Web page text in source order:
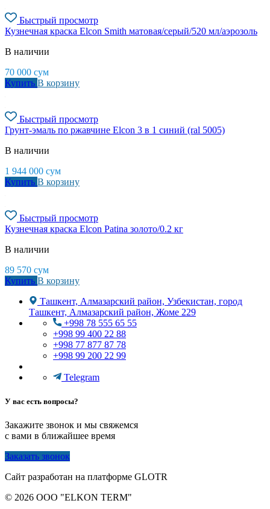
Быстрый просмотр
Кузнечная краска Elcon Smith матовая/серый/520 мл/аэрозоль
В наличии
70 000 сум
Купить В корзину
Быстрый просмотр
Грунт-эмаль по ржавчине Elcon 3 в 1 синий (ral 5005)
В наличии
1 944 000 сум
Купить В корзину
Быстрый просмотр
Кузнечная краска Elcon Patina золото/0.2 кг
В наличии
89 570 сум
Купить В корзину
Ташкент, Алмазарский район, Узбекистан, город
Ташкент, Алмазарский район, Жоме 229
+998 78 555 65 55
+998 99 400 22 88
+998 77 877 87 78
+998 99 200 22 99
Telegram
У вас есть вопросы?
Закажите звонок и мы свяжемся
с вами в ближайшее время
Заказать звонок
Сайт разработан на платформе GLOTR
© 2026 OOO "ELKON TERM"